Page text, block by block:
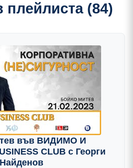
плейлиста (84)
във ВИДИМО И
CLUB с Георги
Найденов